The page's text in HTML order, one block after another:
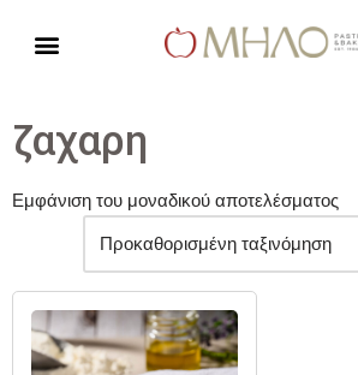
περιεχόμενο
ζαχαρη
Εμφάνιση του μοναδικού αποτελέσματος